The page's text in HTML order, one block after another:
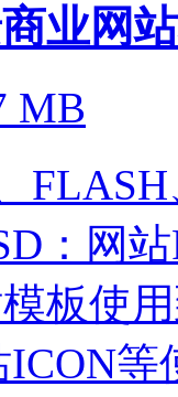
业网
MB
：网
板使
ICON